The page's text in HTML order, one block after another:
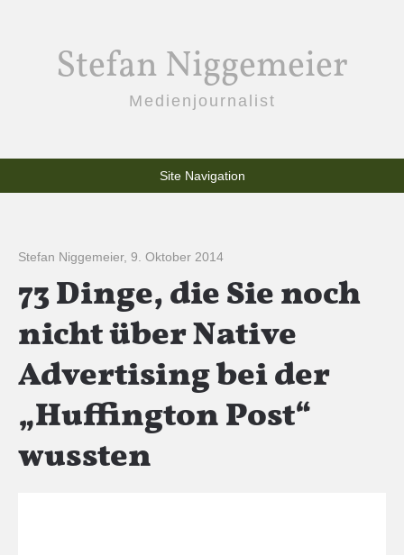
Stefan Niggemeier
Medienjournalist
Site Navigation
Stefan Niggemeier, 9. Oktober 2014
73 Dinge, die Sie noch
nicht über Native
Advertising bei der
„Huffington Post“
wussten